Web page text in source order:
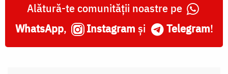
Alătură-te comunității noastre pe
WhatsApp, Instagram și Telegram!